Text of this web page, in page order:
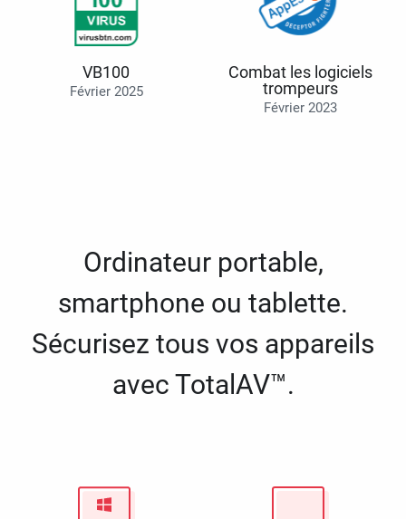
VB100
Février 2025
Combat les logiciels
trompeurs
Février 2023
Ordinateur portable,
smartphone ou tablette.
Sécurisez tous vos appareils
avec TotalAV™.